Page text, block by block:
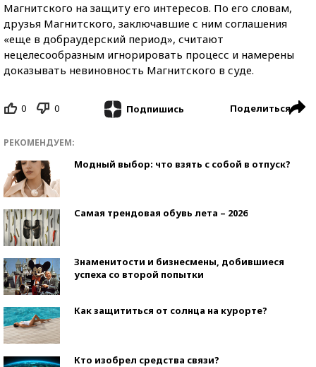
Магнитского на защиту его интересов. По его словам,
друзья Магнитского, заключавшие с ним соглашения
«еще в добраудерский период», считают
нецелесообразным игнорировать процесс и намерены
доказывать невиновность Магнитского в суде.
0 0 Подпишись Поделиться
РЕКОМЕНДУЕМ:
Модный выбор: что взять с собой в отпуск?
Самая трендовая обувь лета – 2026
Знаменитости и бизнесмены, добившиеся
успеха со второй попытки
Как защититься от солнца на курорте?
Кто изобрел средства связи?